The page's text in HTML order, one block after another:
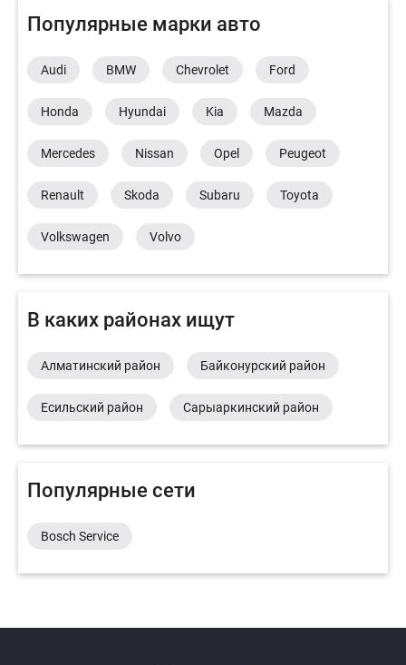
Популярные марки авто
Audi BMW Chevrolet Ford
Honda Hyundai Kia Mazda
Mercedes Nissan Opel Peugeot
Renault Skoda Subaru Toyota
Volkswagen Volvo
В каких районах ищут
Алматинский район Байконурский район
Есильский район Сарыаркинский район
Популярные сети
Bosch Service